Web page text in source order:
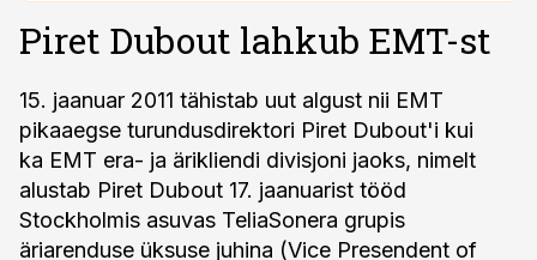
Piret Dubout lahkub EMT-st
15. jaanuar 2011 tähistab uut algust nii EMT
pikaaegse turundusdirektori Piret Dubout'i kui
ka EMT era- ja ärikliendi divisjoni jaoks, nimelt
alustab Piret Dubout 17. jaanuarist tööd
Stockholmis asuvas TeliaSonera grupis
äriarenduse üksuse juhina (Vice Presendent of